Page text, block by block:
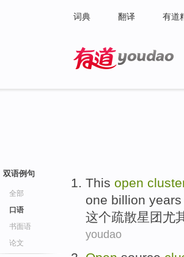
词典 翻译 有道
双语例句
全部
口语
书面语
论文
This open
one billion years
这个疏散星团尤
youdao